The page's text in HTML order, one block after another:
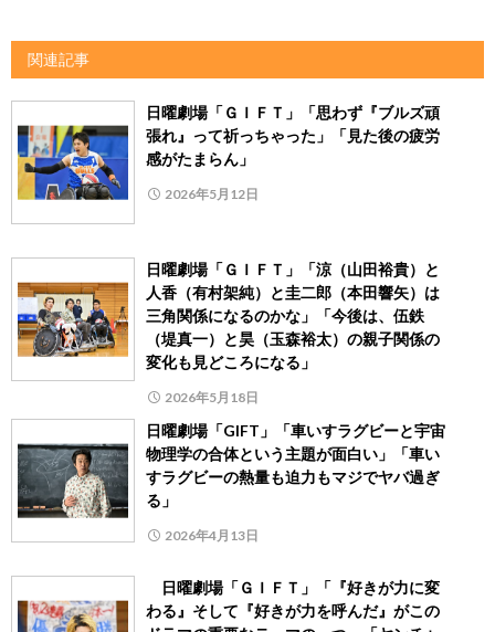
関連記事
日曜劇場「ＧＩＦＴ」「思わず『ブルズ頑
張れ』って祈っちゃった」「見た後の疲労
感がたまらん」
2026年5月12日
日曜劇場「ＧＩＦＴ」「涼（山田裕貴）と
人香（有村架純）と圭二郎（本田響矢）は
三角関係になるのかな」「今後は、伍鉄
（堤真一）と昊（玉森裕太）の親子関係の
変化も見どころになる」
2026年5月18日
日曜劇場「GIFT」「車いすラグビーと宇宙
物理学の合体という主題が面白い」「車い
すラグビーの熱量も迫力もマジでヤバ過ぎ
る」
2026年4月13日
日曜劇場「ＧＩＦＴ」「『好きが力に変
わる』そして『好きが力を呼んだ』がこの